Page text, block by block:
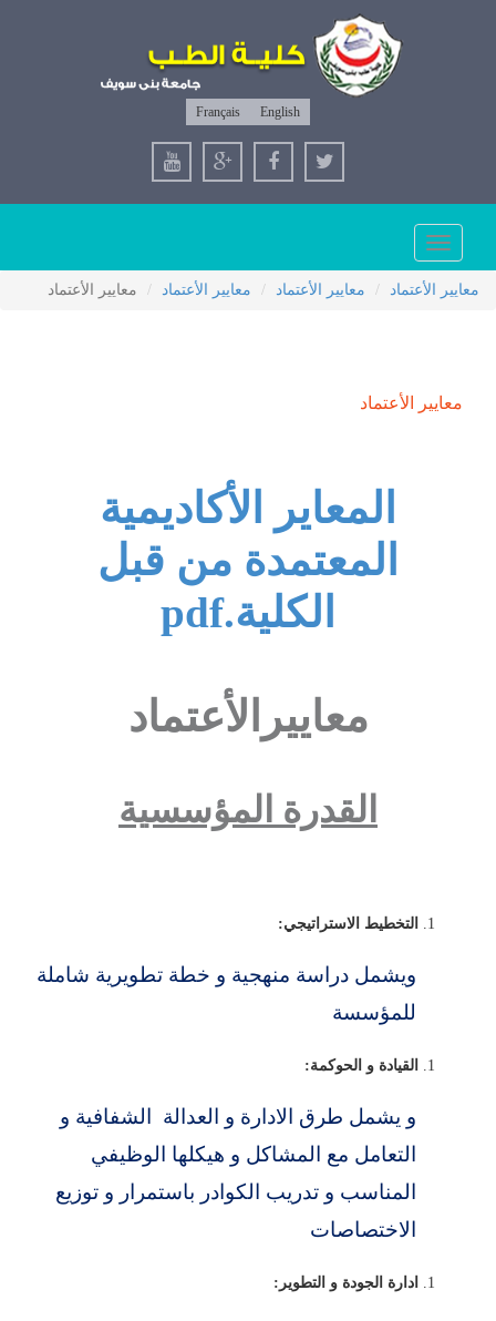
English
Français
Toggle
navigation
معايير الأعتماد
معايير الأعتماد معايير الأعتماد معايير الأعتماد
معايير الأعتماد
المعاير الأكاديمية
المعتمدة من قبل
الكلية.pdf
معاييرالأعتماد
القدرة المؤسسية
التخطيط الاستراتيجي:
ويشمل دراسة منهجية و خطة تطويرية شاملة
للمؤسسة
القيادة و الحوكمة:
و يشمل طرق الادارة و العدالة الشفافية و
التعامل مع المشاكل و هيكلها الوظيفي
المناسب و تدريب الكوادر باستمرار و توزيع
الاختصاصات
ادارة الجودة و التطوير: